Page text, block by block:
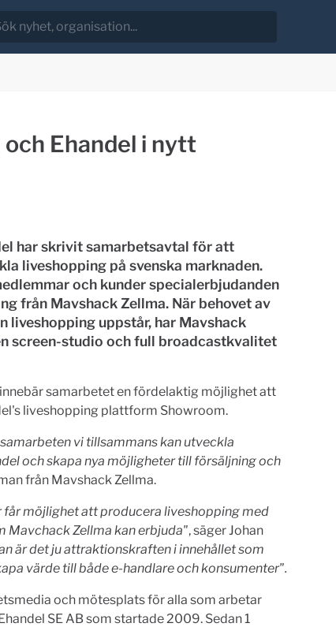
Ehandel i nytt
har skrivit samarbetsavtal för att
liveshopping på svenska marknaden.
och kunder specialerbjudanden
från Mavshack Zellma. När behovet av
liveshopping uppstår, har Mavshack
screen-studio och full broadcastkvalitet
samarbetet en fördelaktig möjlighet att
liveshopping plattform Showroom.
vi tillsammans kan utveckla
och skapa nya möjligheter till försäljning och
från Mavshack Zellma.
får möjlighet att producera liveshopping med
Mavchack Zellma kan erbjuda", säger Johan
är det ju attraktionskraften i innehållet som
värde till både e-handlare och konsumenter".
och mötesplats för alla som arbetar
SE AB som startade 2009. Sedan 1